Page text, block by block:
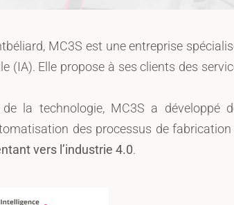
MC3S est une entreprise
(IA). Elle propose à ses clients des
la technologie, MC3S a développé
des processus de fabrication
vers l’industrie 4.0.